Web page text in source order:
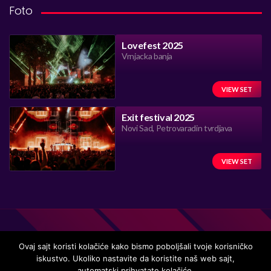
Foto
Lovefest 2025
Vrnjacka banja
VIEW SET
Exit festival 2025
Novi Sad, Petrovaradin tvrdjava
VIEW SET
Ovaj sajt koristi kolačiće kako bismo poboljšali tvoje korisničko
iskustvo. Ukoliko nastavite da koristite naš web sajt,